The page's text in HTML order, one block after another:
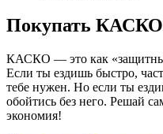
Покупать КАСКО
КАСКО — это как
Если ты ездишь быстро,
тебе нужен. Но если ты
обойтись без него. Решай
экономия!